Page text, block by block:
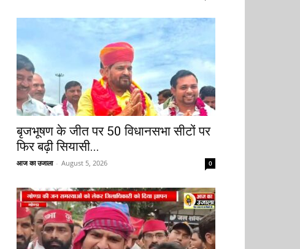
बृजभूषण के जीत पर 50 विधानसभा सीटों पर
फिर बढ़ी सियासी...
आज का उजाला - August 5, 2026 0